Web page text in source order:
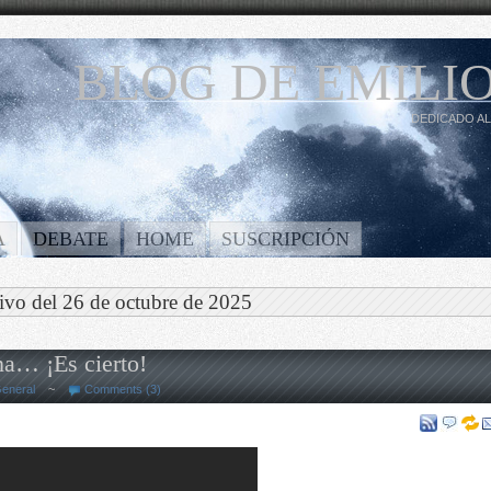
BLOG DE
DEDICADO
DEBATE HOME SUSCRIPCIÓN
del 26 de octubre de 2025
¡Es cierto!
~ Comments (3)